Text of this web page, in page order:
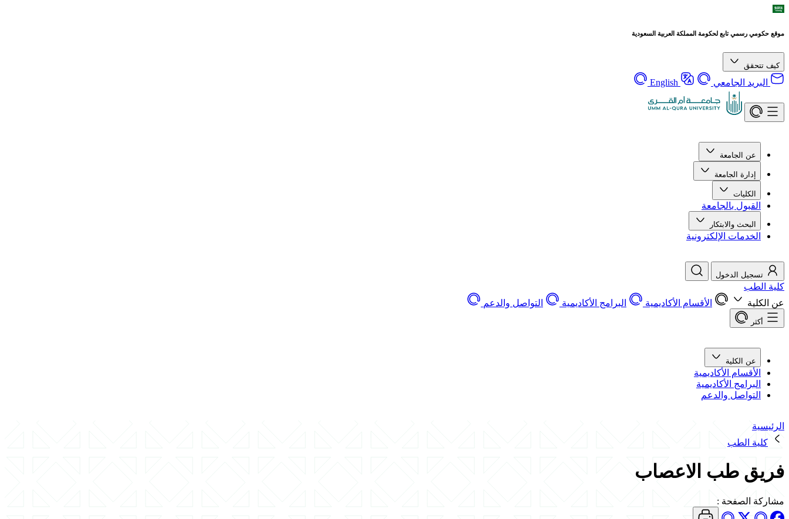
موقع حكومي رسمي تابع لحكومة المملكة العربية السعودية
كيف تتحقق
البريد الجامعي English
عن الجامعة
إدارة الجامعة
الكليات
القبول بالجامعة
البحث والابتكار
الخدمات الإلكترونية
تسجيل الدخول
كلية الطب
عن الكلية
الأقسام الأكاديمية البرامج الأكاديمية التواصل والدعم
أكثر
عن الكلية
الأقسام الأكاديمية
البرامج الأكاديمية
التواصل والدعم
الرئيسية
كلية الطب
فريق طب الاعصاب
مشاركة الصفحة :